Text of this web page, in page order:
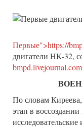
Первые">https://
двигатели НК-32,
bmpd.livejournal.com
По словам
этап в